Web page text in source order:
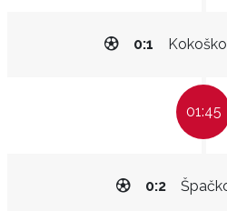
0:1
01:45
0:2